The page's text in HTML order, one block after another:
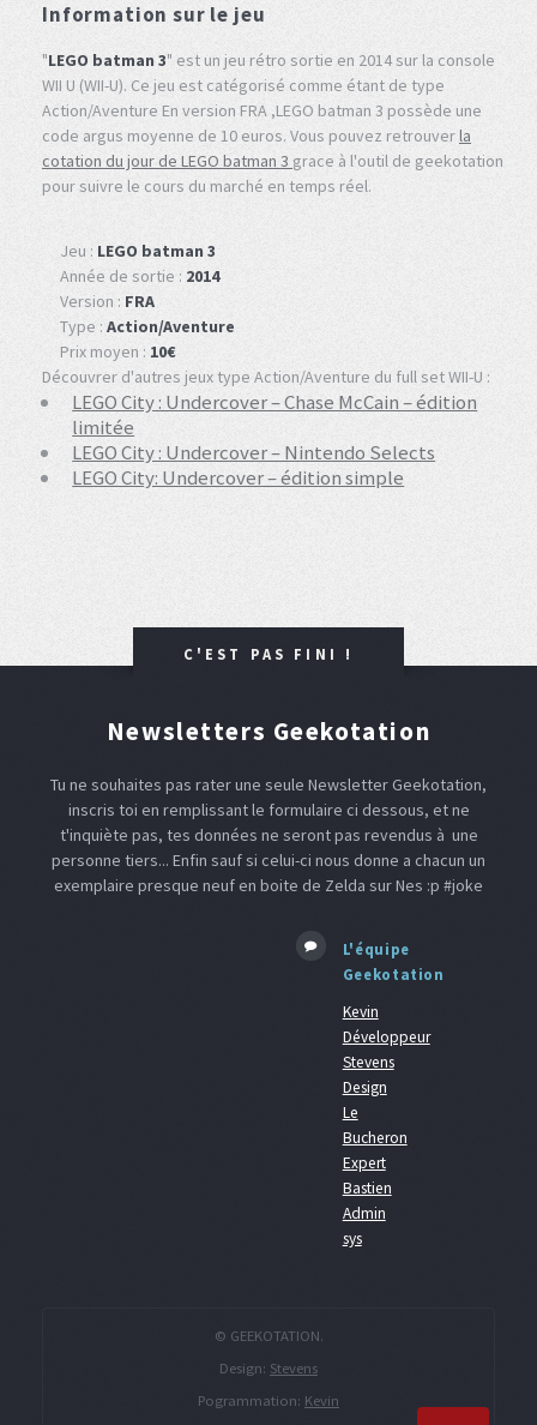
Information sur le jeu
"LEGO batman 3" est un jeu rétro sortie en 2014 sur la console
WII U (WII-U). Ce jeu est catégorisé comme étant de type
Action/Aventure En version FRA ,LEGO batman 3 possède une
code argus moyenne de 10 euros. Vous pouvez retrouverla
cotation du jour de LEGO batman 3 grace à l'outil de geekotation
pour suivre le cours du marché en temps réel.
Jeu : LEGO batman 3
Année de sortie : 2014
Version : FRA
Type : Action/Aventure
Prix moyen : 10€
Découvrer d'autres jeux type Action/Aventure du full set WII-U :
LEGO City : Undercover – Chase McCain – édition
limitée
LEGO City : Undercover – Nintendo Selects
LEGO City: Undercover – édition simple
C'EST PAS FINI !
Newsletters Geekotation
Tu ne souhaites pas rater une seule Newsletter Geekotation,
inscris toi en remplissant le formulaire ci dessous, et ne
t'inquiète pas, tes données ne seront pas revendus à une
personne tiers... Enfin sauf si celui-ci nous donne a chacun un
exemplaire presque neuf en boite de Zelda sur Nes :p #joke
L'équipe
Geekotation
Kevin
Développeur
Stevens
Design
Le
Bucheron
Expert
Bastien
Admin
sys
© GEEKOTATION.
Design: Stevens
Pogrammation: Kevin